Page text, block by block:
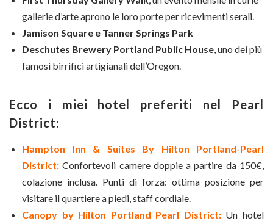
gallerie d’arte aprono le loro porte per ricevimenti serali.
Jamison Square e Tanner Springs Park
Deschutes Brewery Portland Public House , uno dei più
famosi birrifici artigianali dell’Oregon.
Ecco i miei hotel preferiti nel Pearl
District:
Hampton Inn & Suites By Hilton Portland-Pearl
District: Confortevoli camere doppie a partire da 150€,
colazione inclusa. Punti di forza: ottima posizione per
visitare il quartiere a piedi, staff cordiale.
Canopy by Hilton Portland Pearl District:Un hotel